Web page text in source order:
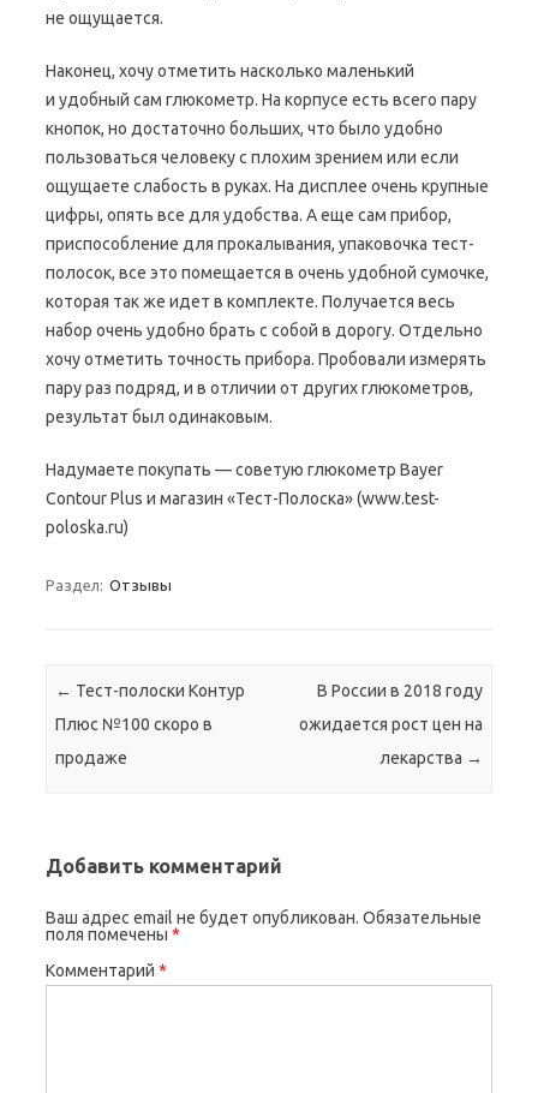
не ощущается.
Наконец, хочу отметить насколько маленький
и удобный сам глюкометр. На корпусе есть всего пару
кнопок, но достаточно больших, что было удобно
пользоваться человеку с плохим зрением или если
ощущаете слабость в руках. На дисплее очень крупные
цифры, опять все для удобства. А еще сам прибор,
приспособление для прокалывания, упаковочка тест-
полосок, все это помещается в очень удобной сумочке,
которая так же идет в комплекте. Получается весь
набор очень удобно брать с собой в дорогу. Отдельно
хочу отметить точность прибора. Пробовали измерять
пару раз подряд, и в отличии от других глюкометров,
результат был одинаковым.
Надумаете покупать — советую глюкометр Bayer
Contour Plus и магазин «Тест-Полоска» (www.test-
poloska.ru)
Раздел: Отзывы
Навигация по записям
← Тест-полоски Контур
Плюс №100 скоро в
продаже
В России в 2018 году
ожидается рост цен на
лекарства →
Добавить комментарий
Ваш адрес email не будет опубликован. Обязательные
поля помечены *
Комментарий *